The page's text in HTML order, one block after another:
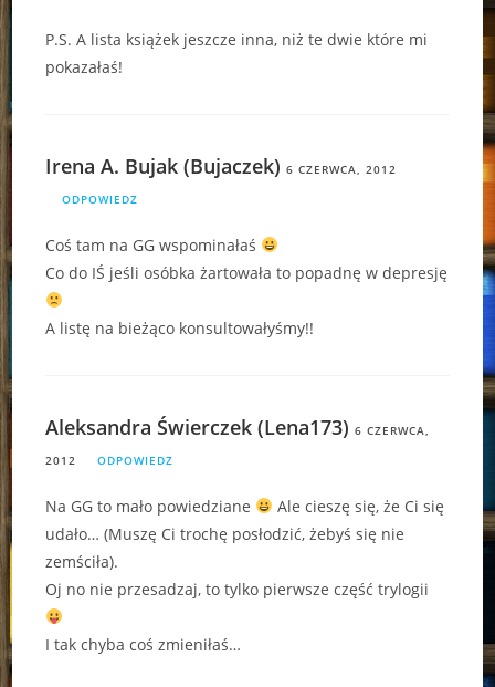
P.S. A lista książek jeszcze inna, niż te dwie które mi
pokazałaś!
Irena A. Bujak (Bujaczek) 6 CZERWCA, 2012
ODPOWIEDZ
Coś tam na GG wspominałaś
Co do IŚ jeśli osóbka żartowała to popadnę w depresję
A listę na bieżąco konsultowałyśmy!!
Aleksandra Świerczek (Lena173) 6 CZERWCA,
2012
ODPOWIEDZ
Na GG to mało powiedziane
Ale cieszę się, że Ci się
udało… (Muszę Ci trochę posłodzić, żebyś się nie
zemściła).
Oj no nie przesadzaj, to tylko pierwsze część trylogii
I tak chyba coś zmieniłaś…